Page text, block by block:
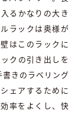
るかなりの大き
ラックは奥様が
はこのラックに
クの引き出しを
きのラベリング
ェアするために
率をよくし、快